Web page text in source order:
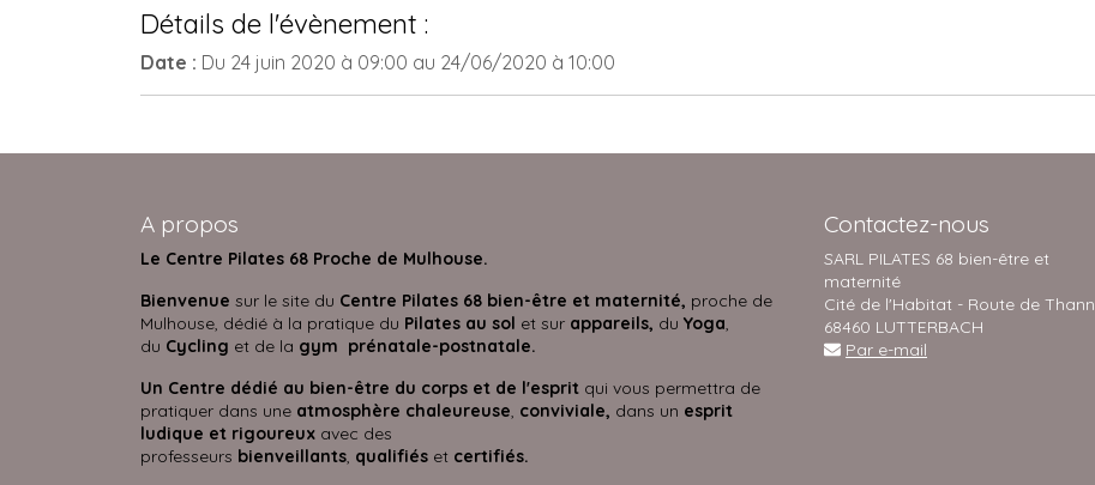
Détails de l'évènement :
Date : Du 24 juin 2020 à 09:00 au 24/06/2020 à 10:00
A propos
Le Centre Pilates 68 Proche de Mulhouse.
Bienvenue sur le site du Centre Pilates 68 bien-être et maternité, proche de
Mulhouse, dédié à la pratique du Pilates au sol et sur appareils, du Yoga,
du Cycling et de la gym prénatale-postnatale.
Un Centre dédié au bien-être du corps et de l'esprit qui vous permettra de
pratiquer dans une atmosphère chaleureuse, conviviale, dans un esprit
ludique et rigoureux avec des
professeurs bienveillants, qualifiés et certifiés.
Contactez-nous
SARL PILATES 68 bien-être et
maternité
Cité de l'Habitat - Route de Thann
68460 LUTTERBACH
Par e-mail